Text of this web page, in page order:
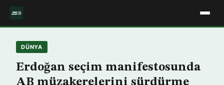
DÜNYA
Erdoğan seçim manifestosunda
AB müzakerelerini sürdürme